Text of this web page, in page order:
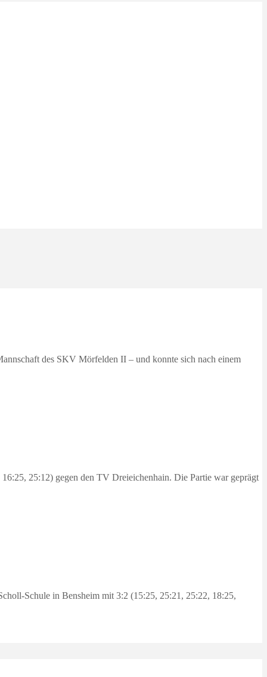
des SKV Mörfelden II – und konnte sich nach einem
25:12) gegen den TV Dreieichenhain. Die Partie war geprägt
Schule in Bensheim mit 3:2 (15:25, 25:21, 25:22, 18:25,